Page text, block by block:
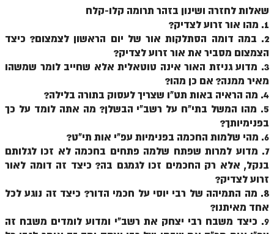
זוהר ואתחנן למתקדמים
זוהר עקב מתחילים
זוהר הקדוש עקב למתקדמים
זהר שופטים מתחילים
זהר שופטים מתקדמים
זוהר כי תצא מתקדמים
זוהר וילך השקפה
זוהר וילך מתקדמים
שידור חי
שאלות לחזרה ושינון בזהר תרומה קלו-קלח
1. מהו אור זרוע לצדיק?
2. במה דומה הסתלקות אור של יום הראשון לצמצום? כיצד
הצמצום מסביר את אור זרוע לצדיק?
3. מדוע גניזת האור אינה טוטאלית אלא שחייב לומר שמשהו
מאיר ממנה? אם כן מהו?
4. מה הראיה באות תט"ו שצריך לעסוק בתורה בלילה?
5. מהו המשל בתי"ח על רשב"י הבשלן? מה אתה לומד על כך
בפנימיותך?
6. מהי שלמות החכמה בפנימיות עפ"י אות תי"ט?
7. מדוע למרות שפתח שלמה פתחים בחכמה לא זכו לגלותם
בנקל, אלא רק החכמים זכו לגמגם בה? כיצד זה דומה לאור
זרוע לצדיק?
8. מה התמיהה של רבי יוסי על חכמי הדור? כיצד זה נוגע לכל
אחד מאיתנו?
9. כיצד משבח רבי יצחק את רשב"י ומדוע לומדים משבח זה